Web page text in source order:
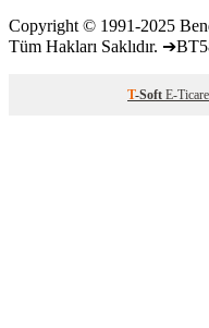
Copyright © 1991-2025
Tüm Hakları Saklıdır.
T-Soft E-